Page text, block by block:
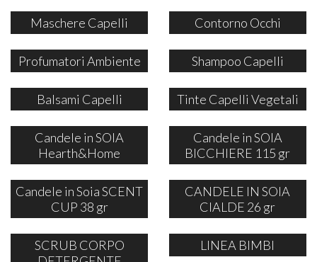
Maschere Capelli Contorno Occhi
Profumatori Ambiente Shampoo Capelli
Balsami Capelli Tinte Capelli Vegetali
Candele in SOIA
Hearth&Home
Candele in SOIA
BICCHIERE 115 gr
Candele in Soia SCENT
CUP 38 gr
CANDELE IN SOIA
CIALDE 26 gr
SCRUB CORPO
LINEA BIMBI